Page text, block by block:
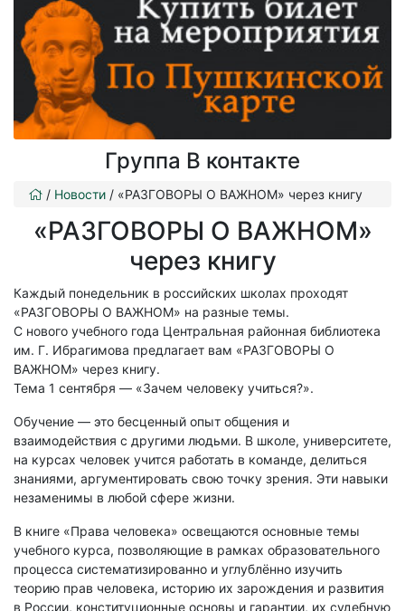
Группа В контакте
/ Новости / «РАЗГОВОРЫ О ВАЖНОМ» через книгу
«РАЗГОВОРЫ О ВАЖНОМ»
через книгу
Каждый понедельник в российских школах проходят
«РАЗГОВОРЫ О ВАЖНОМ» на разные темы.
С нового учебного года Центральная районная библиотека
им. Г. Ибрагимова предлагает вам «РАЗГОВОРЫ О
ВАЖНОМ» через книгу.
Тема 1 сентября — «Зачем человеку учиться?».
Обучение — это бесценный опыт общения и
взаимодействия с другими людьми. В школе, университете,
на курсах человек учится работать в команде, делиться
знаниями, аргументировать свою точку зрения. Эти навыки
незаменимы в любой сфере жизни.
В книге «Права человека» освещаются основные темы
учебного курса, позволяющие в рамках образовательного
процесса систематизированно и углублённо изучить
теорию прав человека, историю их зарождения и развития
в России, конституционные основы и гарантии, их судебную